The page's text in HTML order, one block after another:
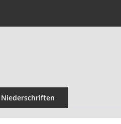
Niederschriften